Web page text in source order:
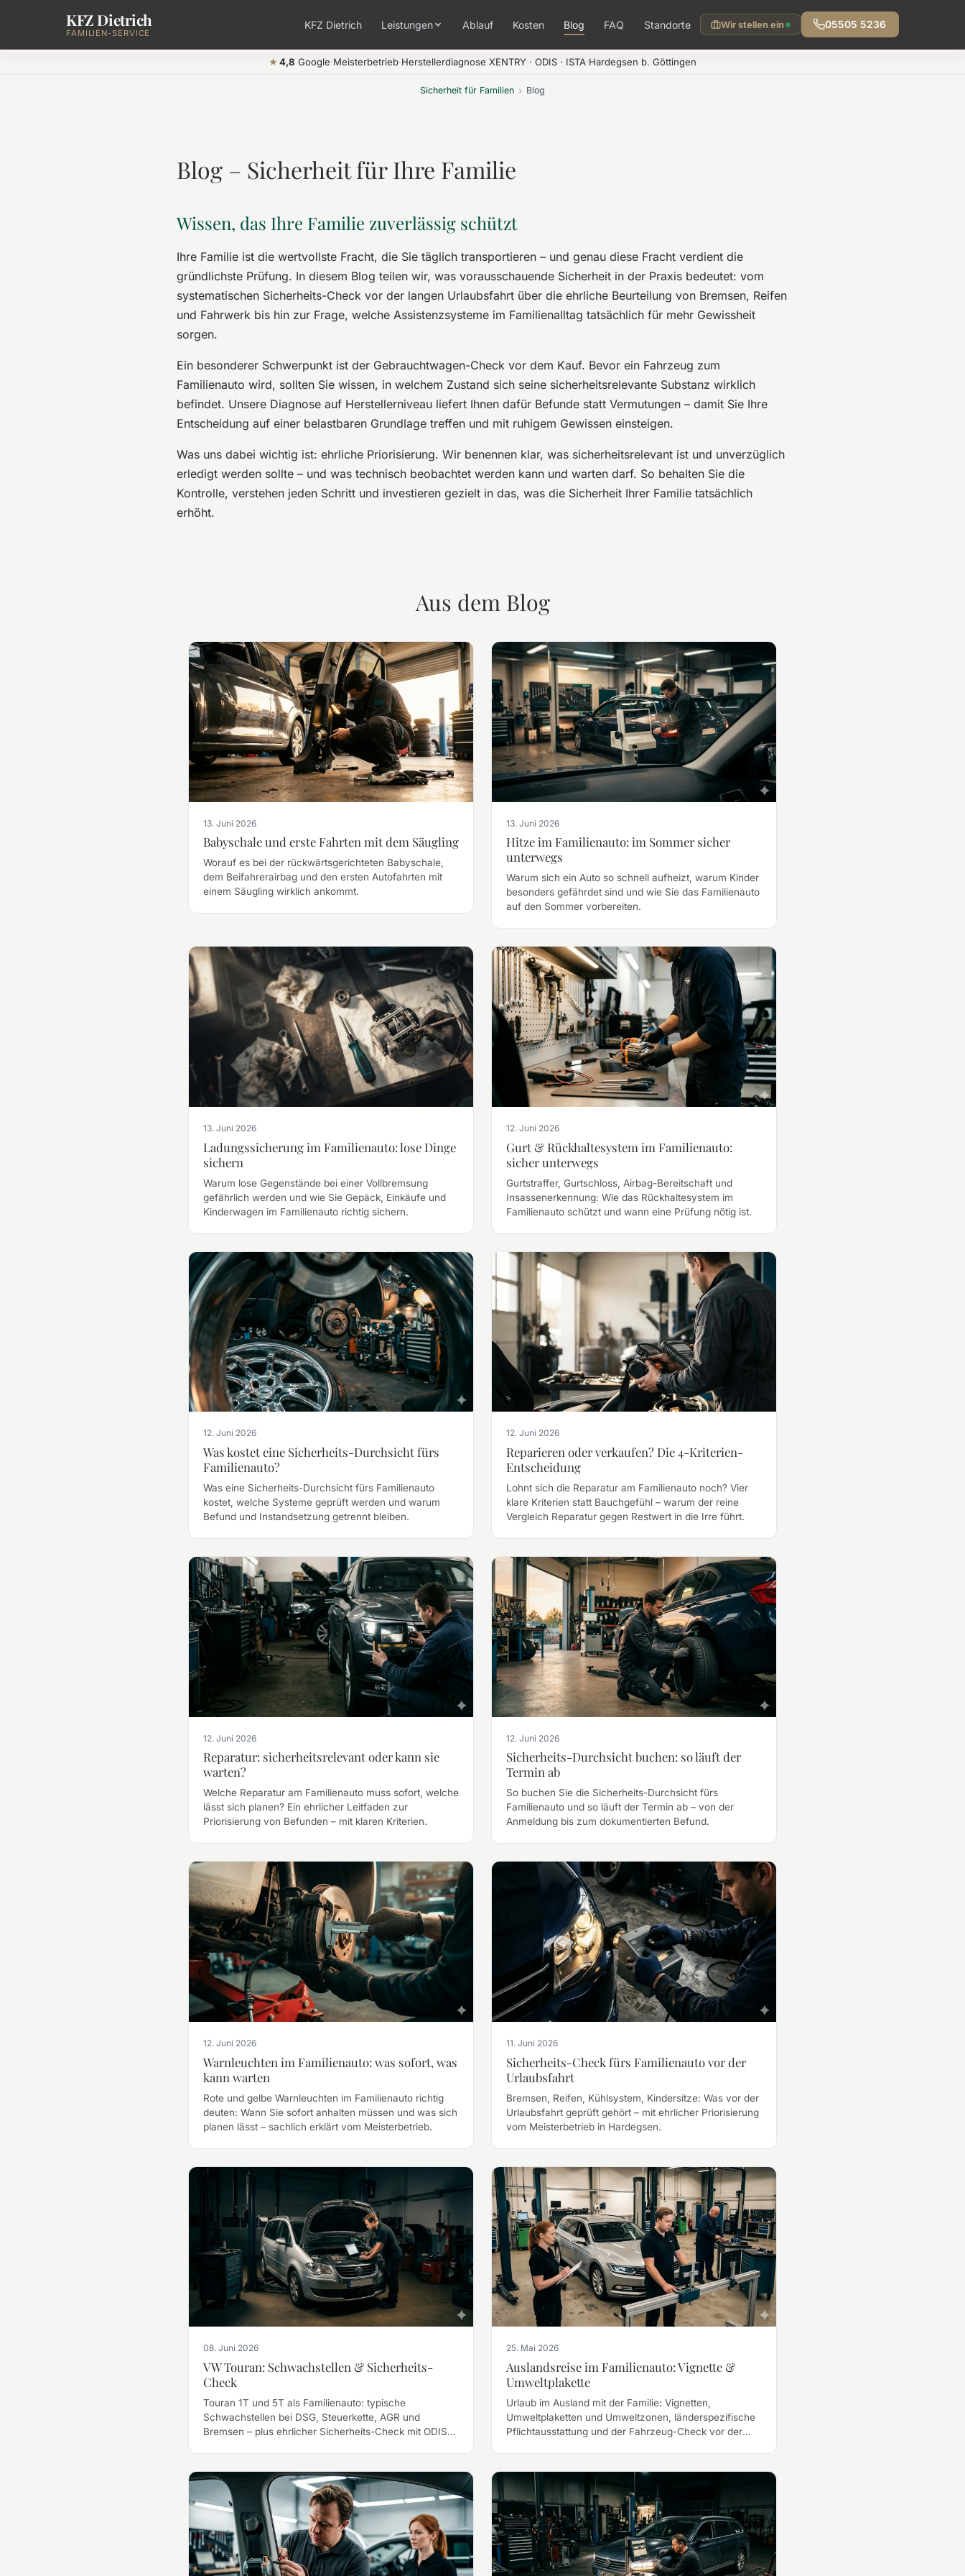
Zum Hauptinhalt springen
KFZ Dietrich
FAMILIEN-SERVICE
KFZ Dietrich Leistungen Ablauf Kosten Blog FAQ Standorte Wir stellen ein 05505 5236
★ 4,8 Google·Meisterbetrieb·Herstellerdiagnose XENTRY · ODIS · ISTA·Hardegsen b. Göttingen
Sicherheit für Familien › Blog
Blog – Sicherheit für Ihre Familie
Wissen, das Ihre Familie zuverlässig schützt
Ihre Familie ist die wertvollste Fracht, die Sie täglich transportieren – und genau diese Fracht verdient die
gründlichste Prüfung. In diesem Blog teilen wir, was vorausschauende Sicherheit in der Praxis bedeutet: vom
systematischen Sicherheits-Check vor der langen Urlaubsfahrt über die ehrliche Beurteilung von Bremsen, Reifen
und Fahrwerk bis hin zur Frage, welche Assistenzsysteme im Familienalltag tatsächlich für mehr Gewissheit
sorgen.
Ein besonderer Schwerpunkt ist der Gebrauchtwagen-Check vor dem Kauf. Bevor ein Fahrzeug zum
Familienauto wird, sollten Sie wissen, in welchem Zustand sich seine sicherheitsrelevante Substanz wirklich
befindet. Unsere Diagnose auf Herstellerniveau liefert Ihnen dafür Befunde statt Vermutungen – damit Sie Ihre
Entscheidung auf einer belastbaren Grundlage treffen und mit ruhigem Gewissen einsteigen.
Was uns dabei wichtig ist: ehrliche Priorisierung. Wir benennen klar, was sicherheitsrelevant ist und unverzüglich
erledigt werden sollte – und was technisch beobachtet werden kann und warten darf. So behalten Sie die
Kontrolle, verstehen jeden Schritt und investieren gezielt in das, was die Sicherheit Ihrer Familie tatsächlich
erhöht.
Aus dem Blog
13. Juni 2026
Babyschale und erste Fahrten mit dem Säugling
Worauf es bei der rückwärtsgerichteten Babyschale,
dem Beifahrerairbag und den ersten Autofahrten mit
einem Säugling wirklich ankommt.
13. Juni 2026
Hitze im Familienauto: im Sommer sicher
unterwegs
Warum sich ein Auto so schnell aufheizt, warum Kinder
besonders gefährdet sind und wie Sie das Familienauto
auf den Sommer vorbereiten.
13. Juni 2026
Ladungssicherung im Familienauto: lose Dinge
sichern
Warum lose Gegenstände bei einer Vollbremsung
gefährlich werden und wie Sie Gepäck, Einkäufe und
Kinderwagen im Familienauto richtig sichern.
12. Juni 2026
Gurt & Rückhaltesystem im Familienauto:
sicher unterwegs
Gurtstraffer, Gurtschloss, Airbag-Bereitschaft und
Insassenerkennung: Wie das Rückhaltesystem im
Familienauto schützt und wann eine Prüfung nötig ist.
12. Juni 2026
Was kostet eine Sicherheits-Durchsicht fürs
Familienauto?
Was eine Sicherheits-Durchsicht fürs Familienauto
kostet, welche Systeme geprüft werden und warum
Befund und Instandsetzung getrennt bleiben.
12. Juni 2026
Reparieren oder verkaufen? Die 4-Kriterien-
Entscheidung
Lohnt sich die Reparatur am Familienauto noch? Vier
klare Kriterien statt Bauchgefühl – warum der reine
Vergleich Reparatur gegen Restwert in die Irre führt.
12. Juni 2026
Reparatur: sicherheitsrelevant oder kann sie
warten?
Welche Reparatur am Familienauto muss sofort, welche
lässt sich planen? Ein ehrlicher Leitfaden zur
Priorisierung von Befunden – mit klaren Kriterien.
12. Juni 2026
Sicherheits-Durchsicht buchen: so läuft der
Termin ab
So buchen Sie die Sicherheits-Durchsicht fürs
Familienauto und so läuft der Termin ab – von der
Anmeldung bis zum dokumentierten Befund.
12. Juni 2026
Warnleuchten im Familienauto: was sofort, was
kann warten
Rote und gelbe Warnleuchten im Familienauto richtig
deuten: Wann Sie sofort anhalten müssen und was sich
planen lässt – sachlich erklärt vom Meisterbetrieb.
11. Juni 2026
Sicherheits-Check fürs Familienauto vor der
Urlaubsfahrt
Bremsen, Reifen, Kühlsystem, Kindersitze: Was vor der
Urlaubsfahrt geprüft gehört – mit ehrlicher Priorisierung
vom Meisterbetrieb in Hardegsen.
08. Juni 2026
VW Touran: Schwachstellen & Sicherheits-
Check
Touran 1T und 5T als Familienauto: typische
Schwachstellen bei DSG, Steuerkette, AGR und
Bremsen – plus ehrlicher Sicherheits-Check mit ODIS-
25. Mai 2026
Auslandsreise im Familienauto: Vignette &
Umweltplakette
Urlaub im Ausland mit der Familie: Vignetten,
Umweltplaketten und Umweltzonen, länderspezifische
Pflichtausstattung und der Fahrzeug-Check vor der